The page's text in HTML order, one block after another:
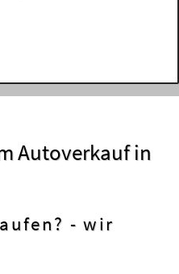
Autoverkauf in
- wir